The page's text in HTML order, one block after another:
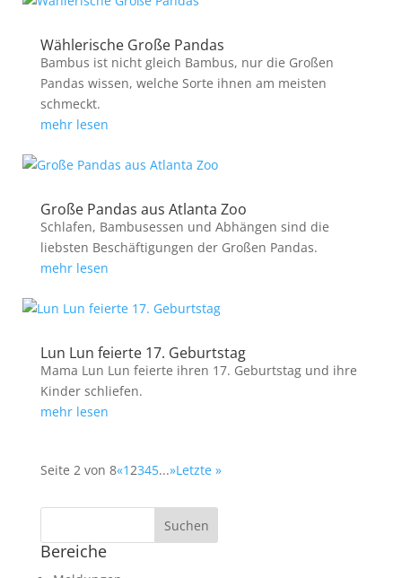
Wählerische Große Pandas
Bambus ist nicht gleich Bambus, nur die Großen
Pandas wissen, welche Sorte ihnen am meisten
schmeckt.
mehr lesen
Große Pandas aus Atlanta Zoo
Schlafen, Bambusessen und Abhängen sind die
liebsten Beschäftigungen der Großen Pandas.
mehr lesen
Lun Lun feierte 17. Geburtstag
Mama Lun Lun feierte ihren 17. Geburtstag und ihre
Kinder schliefen.
mehr lesen
Seite 2 von 8«12345...»Letzte »
Bereiche